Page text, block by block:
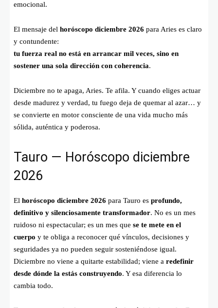
emocional.
El mensaje del horóscopo diciembre 2026 para Aries es claro
y contundente:
tu fuerza real no está en arrancar mil veces, sino en
sostener una sola dirección con coherencia.
Diciembre no te apaga, Aries. Te afila. Y cuando eliges actuar
desde madurez y verdad, tu fuego deja de quemar al azar… y
se convierte en motor consciente de una vida mucho más
sólida, auténtica y poderosa.
Tauro — Horóscopo diciembre
2026
El horóscopo diciembre 2026 para Tauro es profundo,
definitivo y silenciosamente transformador. No es un mes
ruidoso ni espectacular; es un mes que se te mete en el
cuerpo y te obliga a reconocer qué vínculos, decisiones y
seguridades ya no pueden seguir sosteniéndose igual.
Diciembre no viene a quitarte estabilidad; viene a redefinir
desde dónde la estás construyendo. Y esa diferencia lo
cambia todo.